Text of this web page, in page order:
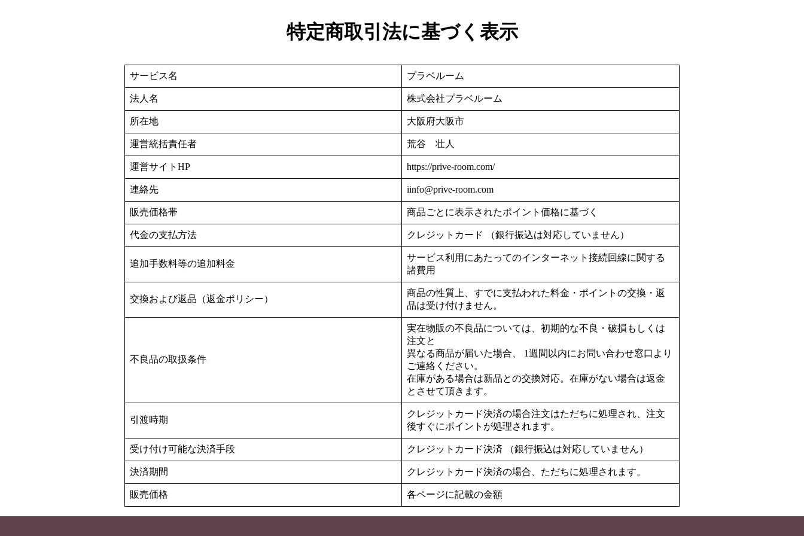
特定商取引法に基づく表示
サービス名 プラベルーム
法人名 株式会社プラベルーム
所在地 大阪府大阪市
運営統括責任者 荒谷 壮人
運営サイトHP https://prive-room.com/
連絡先 iinfo@prive-room.com
販売価格帯 商品ごとに表示されたポイント価格に基づく
代金の支払方法 クレジットカード （銀行振込は対応していません）
追加手数料等の追加料金
サービス利用にあたってのインターネット接続回線に関する
諸費用
交換および返品（返金ポリシー）
商品の性質上、すでに支払われた料金・ポイントの交換・返
品は受け付けません。
不良品の取扱条件
実在物販の不良品については、初期的な不良・破損もしくは
注文と
異なる商品が届いた場合、 1週間以内にお問い合わせ窓口より
ご連絡ください。
在庫がある場合は新品との交換対応。在庫がない場合は返金
とさせて頂きます。
引渡時期
クレジットカード決済の場合注文はただちに処理され、注文
後すぐにポイントが処理されます。
受け付け可能な決済手段 クレジットカード決済 （銀行振込は対応していません）
決済期間 クレジットカード決済の場合、ただちに処理されます。
販売価格 各ページに記載の金額